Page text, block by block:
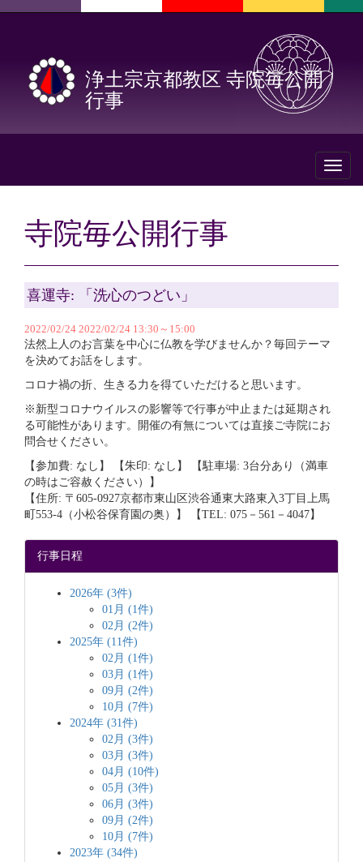
浄土宗京都教区 寺院毎公開
行事
Toggle
寺院毎公開行事
喜運寺: 「洗心のつどい」
2022/02/24 2022/02/24 13:30～15:00
法然上人のお言葉を中心に仏教を学びませんか？毎回テーマ
を決めてお話をします。
コロナ禍の折、生きる力を得ていただけると思います。
※新型コロナウイルスの影響等で行事が中止または延期され
る可能性があります。開催の有無については直接ご寺院にお
問合せください。
【参加費: なし】 【朱印: なし】 【駐車場: 3台分あり（満車
の時はご容赦ください）】
【住所: 〒605‐0927京都市東山区渋谷通東大路東入3丁目上馬
町553‐4（小松谷保育園の奥）】 【TEL: 075－561－4047】
行事日程
2026年 (3件)
01月 (1件)
02月 (2件)
2025年 (11件)
02月 (1件)
03月 (1件)
09月 (2件)
10月 (7件)
2024年 (31件)
02月 (3件)
03月 (3件)
04月 (10件)
05月 (3件)
06月 (3件)
09月 (2件)
10月 (7件)
2023年 (34件)